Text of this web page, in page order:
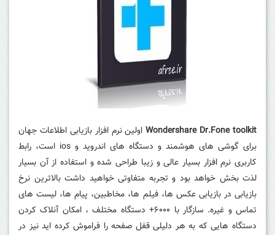
Wondershare Dr.Fone toolkitاولین نرم افزار بازیابی اطلاعات جهان
برای گوشی های هوشمند و دستگاه های اندروید و ios است، رابط
کاربری نرم افزار بسیار عالی و زیبا طراحی شده و استفاده از آن بسیار
لذت بخش خواهد بود و تجربه متفاوتی خواهید داشتبالاترین نرخ
بازیابی دربازیابی عکس ها، فیلم ها، مخاطبین، پیام ها، لیست های
تماس و غیره.
سازگار با ۶۰۰۰+ دستگاه مختلف ، امکان آنلاک کردن
دستگاه هایی که به هر دلیلی قفل صفحه را فراموش کرده اید نیز در